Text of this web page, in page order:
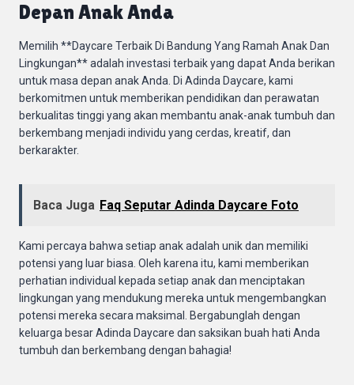
Depan Anak Anda
Memilih **Daycare Terbaik Di Bandung Yang Ramah Anak Dan
Lingkungan** adalah investasi terbaik yang dapat Anda berikan
untuk masa depan anak Anda. Di Adinda Daycare, kami
berkomitmen untuk memberikan pendidikan dan perawatan
berkualitas tinggi yang akan membantu anak-anak tumbuh dan
berkembang menjadi individu yang cerdas, kreatif, dan
berkarakter.
Baca Juga Faq Seputar Adinda Daycare Foto
Kami percaya bahwa setiap anak adalah unik dan memiliki
potensi yang luar biasa. Oleh karena itu, kami memberikan
perhatian individual kepada setiap anak dan menciptakan
lingkungan yang mendukung mereka untuk mengembangkan
potensi mereka secara maksimal. Bergabunglah dengan
keluarga besar Adinda Daycare dan saksikan buah hati Anda
tumbuh dan berkembang dengan bahagia!